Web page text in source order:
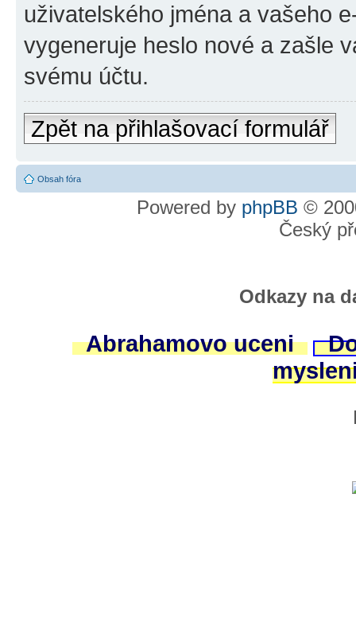
uživatelského jména a vašeho
vygeneruje heslo nové a zašle
svému účtu.
Zpět na přihlašovací formulář
Obsah fóra
Powered by phpBB ©
Český
Odkazy na
Abrahamovo uceni